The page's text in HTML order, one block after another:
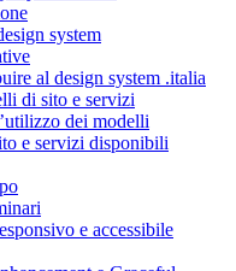
system
al design system .italia
di sito e servizi
dei modelli
e servizi disponibili
e accessibile